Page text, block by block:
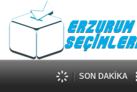
SON DAKİKA